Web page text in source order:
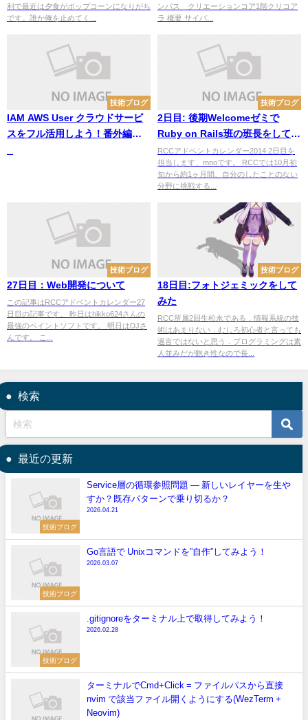
利で最近は夕食がポップコーンになりがち
です。誰か俺を止めてく...
ンパス クリエーションコア1階クリコア
ラ 概要 サイバ...
技術ブログ
IAM AWS User クラウドサービ
スをフル活用しよう！番外編
技術ブログ
2日目: 後期Welcomeゼミで
Ruby on Rails班の班長をしてま
した
RCCアドベントカレンダー2014 2日目を
担当します、mnoです。 RCCでは10月初
旬から約1ヶ月間、自分のしたことのない
分野に挑戦する...
技術ブログ
27日目：Web開発について
この記事はRCCアドベントカレンダー27
日目の記事です。 昨日はhikko624さんの
最強のペイントソフトです。 明日はDJさ
んです。 こ...
技術ブログ
18日目:フォトジェミックをして
みた
RCC所属2回生松永である．情報系統の技
術はあまりない．むしろ初心者と言っても
過言ではないと思う．プログラミングは素
人並みだが飽き性なので長...
検索
最近の更新
技術ブログ
Service層の循環参照問題 — 新しいレイヤーを生や
すか？既存パターンで乗り切るか？
2026.04.21
技術ブログ
Go言語で Unixコマンドを”自作”してみよう！
2026.03.07
技術ブログ
.gitignoreをターミナル上で取得してみよう！
2026.02.28
ターミナルでCmd+Click = ファイルパスから直接
nvim で該当ファイル開くようにする(WezTerm +
Neovim)